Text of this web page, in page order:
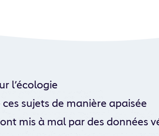
l’écologie
sujets de manière apaisée
mis à mal par des données